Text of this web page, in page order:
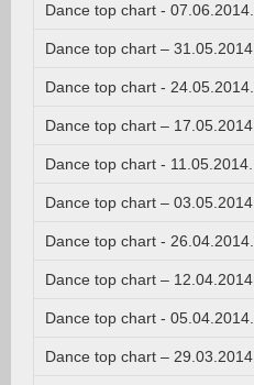
Dance top chart - 07.06.2014.
Dance top chart – 31.05.2014.
Dance top chart - 24.05.2014.
Dance top chart – 17.05.2014.
Dance top chart - 11.05.2014.
Dance top chart – 03.05.2014.
Dance top chart - 26.04.2014.
Dance top chart – 12.04.2014.
Dance top chart - 05.04.2014.
Dance top chart – 29.03.2014.